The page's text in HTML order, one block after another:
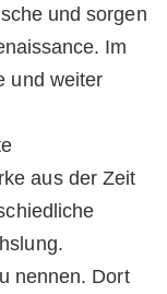
und sorgen
Im
und weiter
aus der Zeit
nennen. Dort